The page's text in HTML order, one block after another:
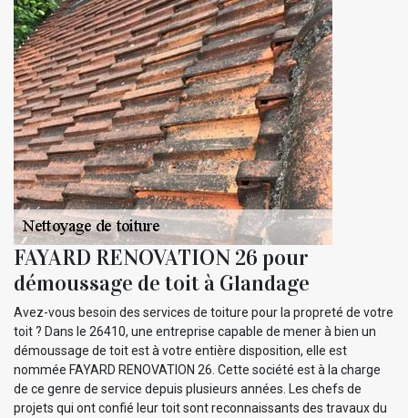
FAYARD RENOVATION 26 pour
démoussage de toit à Glandage
Avez-vous besoin des services de toiture pour la propreté de votre
toit ? Dans le 26410, une entreprise capable de mener à bien un
démoussage de toit est à votre entière disposition, elle est
nommée FAYARD RENOVATION 26. Cette société est à la charge
de ce genre de service depuis plusieurs années. Les chefs de
projets qui ont confié leur toit sont reconnaissants des travaux du